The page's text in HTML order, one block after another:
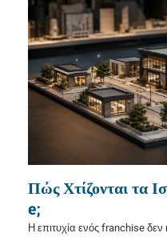
Πώς Χτίζονται τα
e;
Η επιτυχία ενός franchise δεν